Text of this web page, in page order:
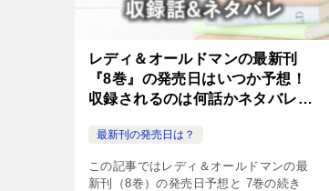
レディ＆オールドマンの最新刊
『8巻』の発売日はいつか予想！
収録されるのは何話かネタバレも
最新刊の発売日は？
この記事ではレディ＆オールドマンの最
新刊（8巻）の発売日予想と 7巻の続き